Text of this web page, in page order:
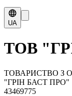
UA
ТОВ
ТОВАРИСТВО З
"ГРІН БАСТ ПРО"
43469775